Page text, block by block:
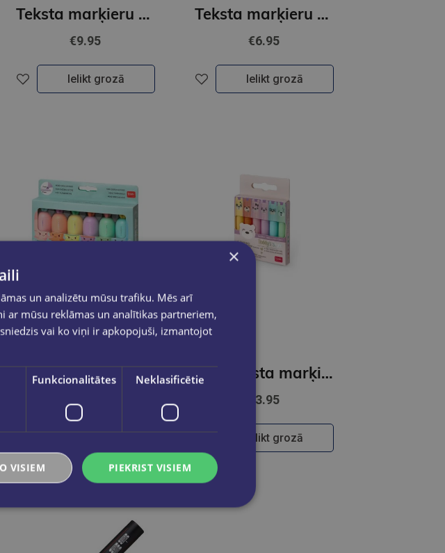
Teksta marķieru komplekts 6 gab, Pastel, Kaķītis
€9.95
Ielikt grozā
Teksta marķieru komplekts 6 gab
€6.95
Ielikt grozā
Mini teksta marķieru komplekts 6 gab, Carrte Team-Carrot Mini teksta marķieru komplekts 6 gab, Pastel, Teddy's Mood
€3.95
Ielikt grozā
×
un analizētu mūsu trafiku. Mēs arī
mūsu reklāmas un analītikas partneriem,
vai ko viņi ir apkopojuši, izmantojot
Funkcionalitātes Neklasificētie
PIEKRIST VISIEM
VISIEM